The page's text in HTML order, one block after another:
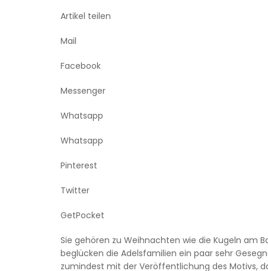
Artikel teilen
Mail
Facebook
Messenger
Whatsapp
Whatsapp
Pinterest
Twitter
GetPocket
Sie gehören zu Weihnachten wie die Kugeln am
beglücken die Adelsfamilien ein paar sehr
zumindest mit der Veröffentlichung des Motivs,